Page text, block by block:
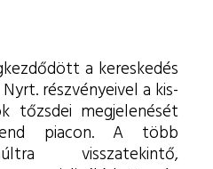
a kereskedés
részvényeivel a kis-
tőzsdei megjelenését
piacon. A több
visszatekintő,